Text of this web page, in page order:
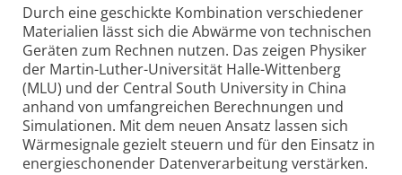
Durch eine geschickte Kombination verschiedener
Materialien lässt sich die Abwärme von technischen
Geräten zum Rechnen nutzen. Das zeigen Physiker
der Martin-Luther-Universität Halle-Wittenberg
(MLU) und der Central South University in China
anhand von umfangreichen Berechnungen und
Simulationen. Mit dem neuen Ansatz lassen sich
Wärmesignale gezielt steuern und für den Einsatz in
energieschonender Datenverarbeitung verstärken.